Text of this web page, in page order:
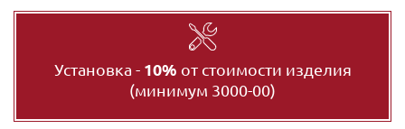
Установка - 10% от стоимости изделия
(минимум 3000-00)